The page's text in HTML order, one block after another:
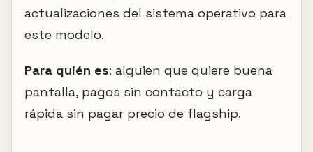
actualizaciones del sistema operativo para
este modelo.
Para quién es: alguien que quiere buena
pantalla, pagos sin contacto y carga
rápida sin pagar precio de flagship.